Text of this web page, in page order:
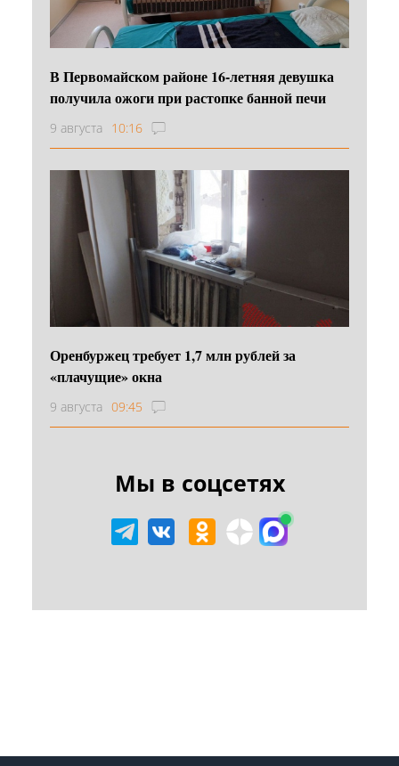
В Первомайском районе 16‑летняя девушка
получила ожоги при растопке банной печи
9 августа 10:16
Оренбуржец требует 1,7 млн рублей за
«плачущие» окна
9 августа 09:45
Мы в соцсетях